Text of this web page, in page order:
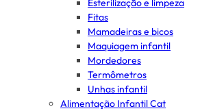
Esterilização e limpeza
Fitas
Mamadeiras e bicos
Maquiagem infantil
Mordedores
Termômetros
Unhas infantil
Alimentação Infantil Cat